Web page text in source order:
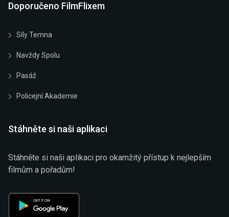
Doporučeno FilmFlixem
Síly Temna
Navždy Spolu
Pasáž
Policejní Akademie
Stáhněte si naši aplikaci
Stáhněte si naši aplikaci pro okamžitý přístup k nejlepším
filmům a pořadům!